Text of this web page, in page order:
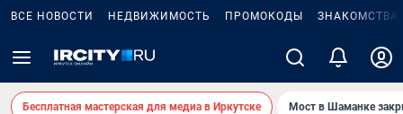
ВСЕ НОВОСТИ НЕДВИЖИМОСТЬ ПРОМОКОДЫ ЗНАКОМСТВА
Бесплатная мастерская для медиа в Иркутске Мост в Шаманке